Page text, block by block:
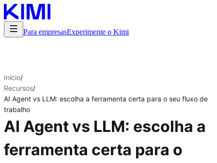
Para empresasExperimente o Kimi
Início/
Recursos/
AI Agent vs LLM: escolha a ferramenta certa para o seu fluxo de
trabalho
AI Agent vs LLM: escolha a
ferramenta certa para o